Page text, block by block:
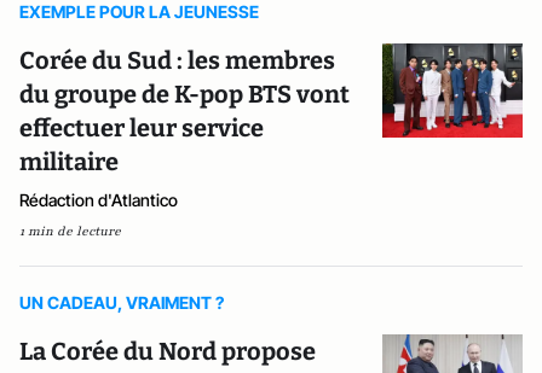
EXEMPLE POUR LA JEUNESSE
Corée du Sud : les membres
du groupe de K-pop BTS vont
effectuer leur service
militaire
Rédaction d'Atlantico
1 min de lecture
UN CADEAU, VRAIMENT ?
La Corée du Nord propose